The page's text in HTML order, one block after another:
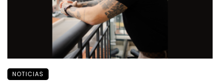
NOTICIAS